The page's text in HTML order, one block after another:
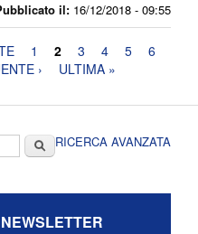
il: 16/12/2018 - 09:55
1 2 3 4 5
6
› ULTIMA »
CercaRICERCA AVANZATA